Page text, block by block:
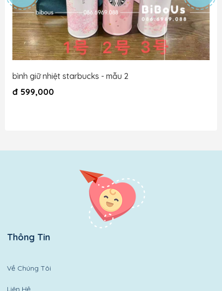
bình giữ nhiệt starbucks - mẫu 2
đ 599,000
Thông Tin
Về Chúng Tôi
Liên Hệ